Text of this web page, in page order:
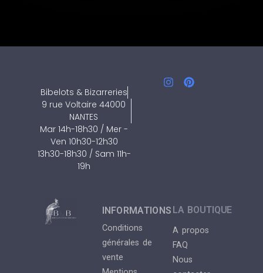
Bibelots & Bizarreries
9 rue Voltaire 44000
NANTES
Mar 14h-18h30 / Mer -
Ven 10h30-12h30
13h30-18h30 / Sam 11h-
19h
INFORMATIONS
Conditions
générales de
vente
LA BOUTIQUE
A propos
FAQ
Nous